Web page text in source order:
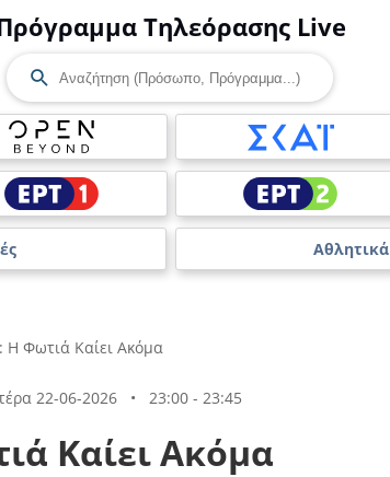
Τηλεόρασης Live
Αθλητικά
Η Φωτιά Καίει Ακόμα
22-06-2026 • 23:00 - 23:45
Καίει Ακόμα